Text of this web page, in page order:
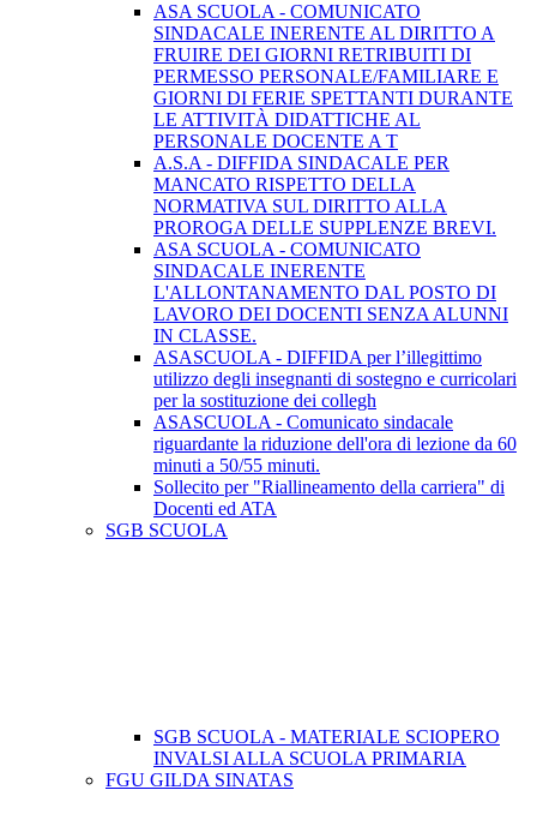
ASA SCUOLA - COMUNICATO
SINDACALE INERENTE AL DIRITTO A
FRUIRE DEI GIORNI RETRIBUITI DI
PERMESSO PERSONALE/FAMILIARE E
GIORNI DI FERIE SPETTANTI DURANTE
LE ATTIVITÀ DIDATTICHE AL
PERSONALE DOCENTE A T
A.S.A - DIFFIDA SINDACALE PER
MANCATO RISPETTO DELLA
NORMATIVA SUL DIRITTO ALLA
PROROGA DELLE SUPPLENZE BREVI.
ASA SCUOLA - COMUNICATO
SINDACALE INERENTE
L'ALLONTANAMENTO DAL POSTO DI
LAVORO DEI DOCENTI SENZA ALUNNI
IN CLASSE.
ASASCUOLA - DIFFIDA per l’illegittimo
utilizzo degli insegnanti di sostegno e curricolari
per la sostituzione dei collegh
ASASCUOLA - Comunicato sindacale
riguardante la riduzione dell'ora di lezione da 60
minuti a 50/55 minuti.
Sollecito per "Riallineamento della carriera" di
Docenti ed ATA
SGB SCUOLA
SGB SCUOLA - MATERIALE SCIOPERO
INVALSI ALLA SCUOLA PRIMARIA
FGU GILDA SINATAS